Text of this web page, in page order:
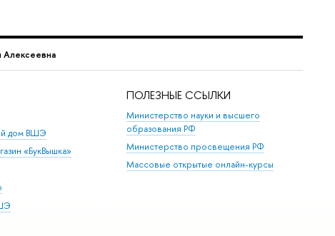
дом ВШЭ
«БукВышка»
ПОЛЕЗНЫЕ ССЫЛКИ
Министерство науки и высшего
образования РФ
Министерство просвещения РФ
Массовые открытые онлайн-курсы